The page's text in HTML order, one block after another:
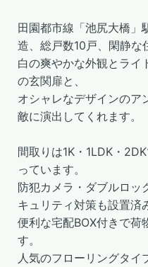
田園都市線「池尻大橋」
造、総戸数10戸、閑静な
白の爽やかな外観とライ
の玄関扉と、
オシャレなデザインのア
敵に演出してくれます。
間取りは1K・1LDK・
っています。
防犯カメラ・ダブルロッ
キュリティ対策も設置済
便利な宅配BOX付きで荷
す。
人気のフローリングタイ